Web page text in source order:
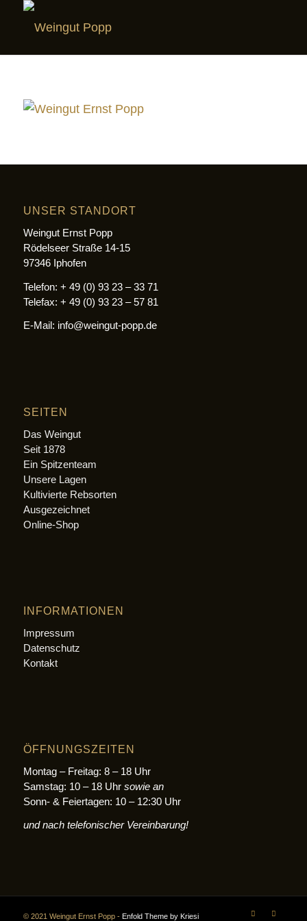
UNSER STANDORT
Weingut Ernst Popp
Rödelseer Straße 14-15
97346 Iphofen
Telefon: + 49 (0) 93 23 – 33 71
Telefax: + 49 (0) 93 23 – 57 81
E-Mail: info@weingut-popp.de
SEITEN
Das Weingut
Seit 1878
Ein Spitzenteam
Unsere Lagen
Kultivierte Rebsorten
Ausgezeichnet
Online-Shop
INFORMATIONEN
Impressum
Datenschutz
Kontakt
ÖFFNUNGSZEITEN
Montag – Freitag: 8 – 18 Uhr
Samstag: 10 – 18 Uhr sowie an
Sonn- & Feiertagen: 10 – 12:30 Uhr
und nach telefonischer Vereinbarung!
© 2021 Weingut Ernst Popp - Enfold Theme by Kriesi